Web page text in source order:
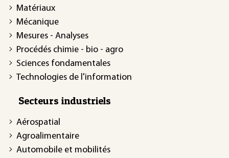
Matériaux
Mécanique
Mesures - Analyses
Procédés chimie - bio - agro
Sciences fondamentales
Technologies de l'information
Secteurs industriels
Aérospatial
Agroalimentaire
Automobile et mobilités